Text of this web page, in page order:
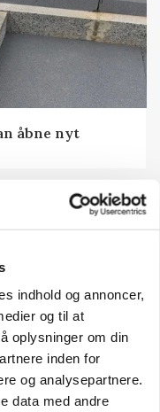
indhold og annoncer,
og til at
oplysninger om din
inden for
og analysepartnere.
data med andre
åbne nyt